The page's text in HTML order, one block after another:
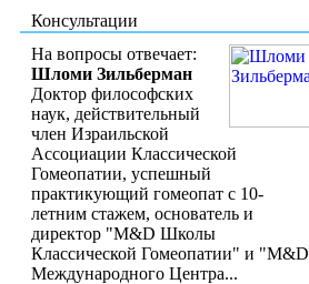
Консультации
На вопросы отвечает:
Шломи Зильберман
Доктор философских
наук, действительный
член Израильской
Ассоциации Классической
Гомеопатии, успешный
практикующий гомеопат с 10-
летним стажем, основатель и
директор "M&D Школы
Классической Гомеопатии" и "M&D
Международного Центра...